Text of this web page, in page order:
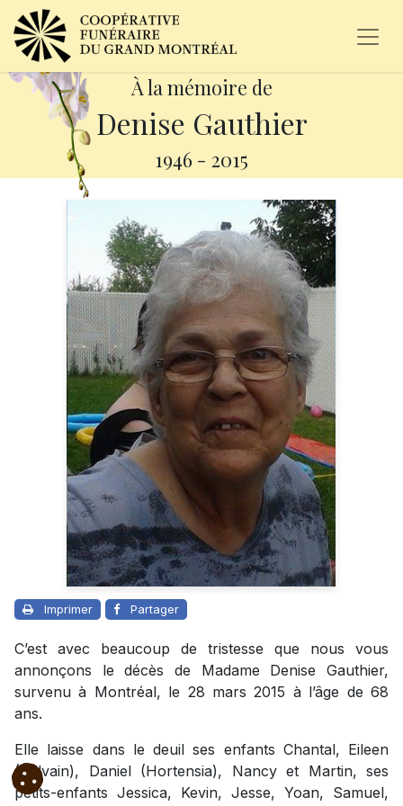
À la mémoire de
Denise Gauthier
1946 - 2015
Imprimer Partager
C’est avec beaucoup de tristesse que nous vous
annonçons le décès de Madame Denise Gauthier,
survenu à Montréal, le 28 mars 2015 à l’âge de 68
ans.
Elle laisse dans le deuil ses enfants Chantal, Eileen
(Sylvain), Daniel (Hortensia), Nancy et Martin, ses
petits-enfants Jessica, Kevin, Jesse, Yoan, Samuel,